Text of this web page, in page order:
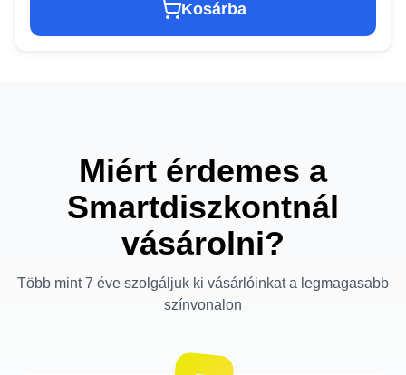
Kosárba
Miért érdemes a
Smartdiszkontnál
vásárolni?
Több mint 7 éve szolgáljuk ki vásárlóinkat a legmagasabb
színvonalon